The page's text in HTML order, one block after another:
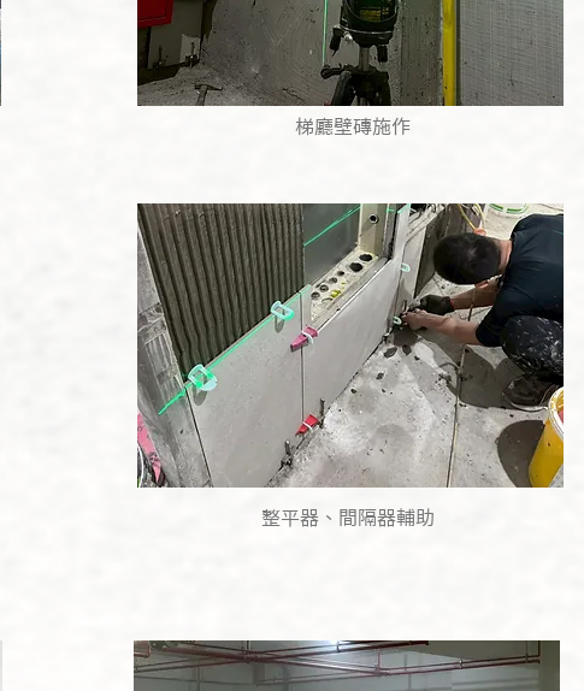
梯廳壁磚施作
整平器、間隔器輔助